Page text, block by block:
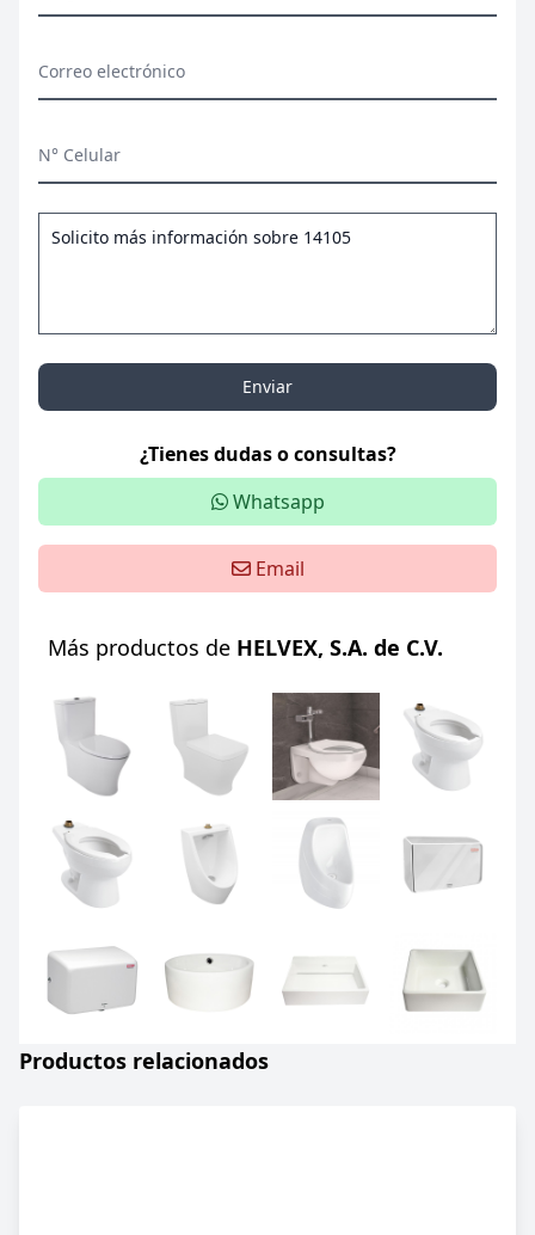
Correo electrónico
N° Celular
Enviar
¿Tienes dudas o consultas?
Whatsapp
Email
Más productos de HELVEX, S.A. de C.V.
Productos relacionados